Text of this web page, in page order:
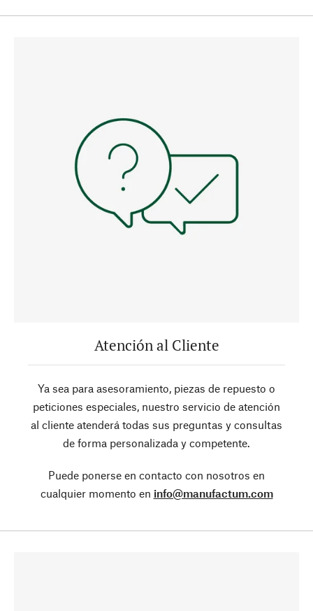
Atención al Cliente
Ya sea para asesoramiento, piezas de repuesto o
peticiones especiales, nuestro servicio de atención
al cliente atenderá todas sus preguntas y consultas
de forma personalizada y competente.
Puede ponerse en contacto con nosotros en
cualquier momento en info@manufactum.com